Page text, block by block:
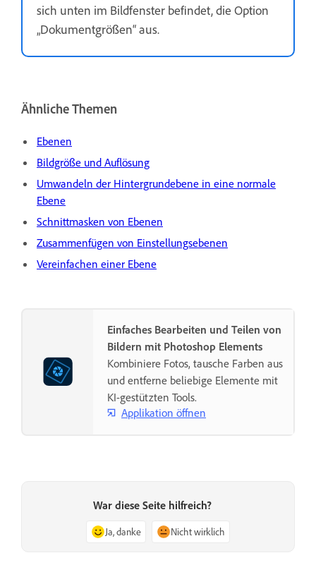
sich unten im Bildfenster befindet, die Option
„Dokumentgrößen“ aus.
Ähnliche Themen
Ebenen
Bildgröße und Auflösung
Umwandeln der Hintergrundebene in eine normale
Ebene
Schnittmasken von Ebenen
Zusammenfügen von Einstellungsebenen
Vereinfachen einer Ebene
Einfaches Bearbeiten und Teilen von
Bildern mit Photoshop Elements
Kombiniere Fotos, tausche Farben aus
und entferne beliebige Elemente mit
KI-gestützten Tools.
Applikation öffnen
War diese Seite hilfreich?
Ja, danke Nicht wirklich